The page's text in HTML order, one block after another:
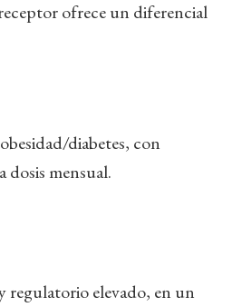
ofrece un diferencial
diabetes, con
dosis mensual.
regulatorio elevado, en un